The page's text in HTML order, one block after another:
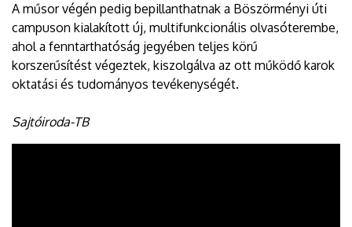
A műsor végén pedig bepillanthatnak a Böszörményi úti
campuson kialakított új, multifunkcionális olvasóterembe,
ahol a fenntarthatóság jegyében teljes körű
korszerűsítést végeztek, kiszolgálva az ott működő karok
oktatási és tudományos tevékenységét.
Sajtóiroda-TB